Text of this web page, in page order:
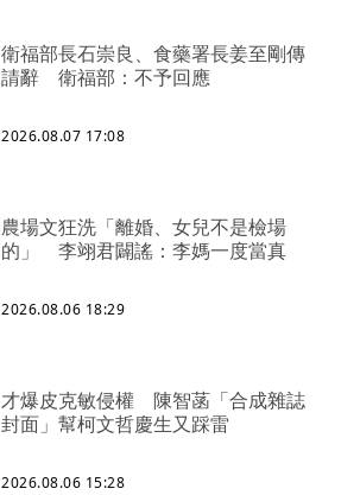
衛福部長石崇良、食藥署長姜至剛傳
請辭 衛福部：不予回應
2026.08.07 17:08
農場文狂洗「離婚、女兒不是檢場
的」 李翊君闢謠：李媽一度當真
2026.08.06 18:29
才爆皮克敏侵權 陳智菡「合成雜誌
封面」幫柯文哲慶生又踩雷
2026.08.06 15:28